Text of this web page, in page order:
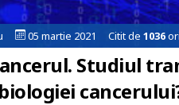
05 martie 2021 Citit de 1036ori
Studiul